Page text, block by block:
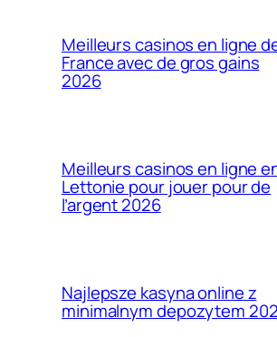
Meilleurs casinos en ligne
France avec de gros gains
2026
Meilleurs casinos en ligne
Lettonie pour jouer pour de
l’argent 2026
Najlepsze kasyna online z
minimalnym depozytem